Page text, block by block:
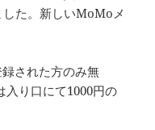
た。新しいMoMoメ
された方のみ無
り口にて1000円の